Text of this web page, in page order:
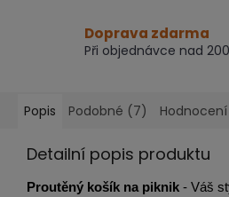
Doprava zdarma
Při objednávce nad
Popis Podobné (7) Hodnocení
Detailní popis produktu
Proutěný košík na piknik - Váš